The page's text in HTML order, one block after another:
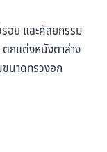
อย และศัลยกรรม
กแต่งหนังตาล่าง
นาดทรวงอก